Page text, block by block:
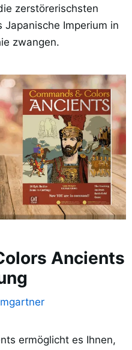
zerstörerischsten
Imperium in
zwangen.
Ancients
ermöglicht es Ihnen,